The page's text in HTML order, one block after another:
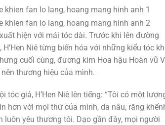
hiện với mái tóc dài. Trước khi lên đường
Niê từng biến hóa với những kiểu tóc
cuối cùng, đương kim Hoa hậu Hoàn vũ
thương hiệu của mình.
giả, H’Hen Niê lên tiếng: “Tôi có một
hơn với mọi thứ của mình, da nâu, răng
yêu thương tôi. Dạo gần đây, mọi người